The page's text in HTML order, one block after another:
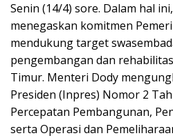
Senin (14/4) sore. Dalam hal
menegaskan komitmen
mendukung target
pengembangan dan
Timur. Menteri Dody
Presiden (Inpres) Nomor 2
Percepatan Pembangunan,
serta Operasi dan